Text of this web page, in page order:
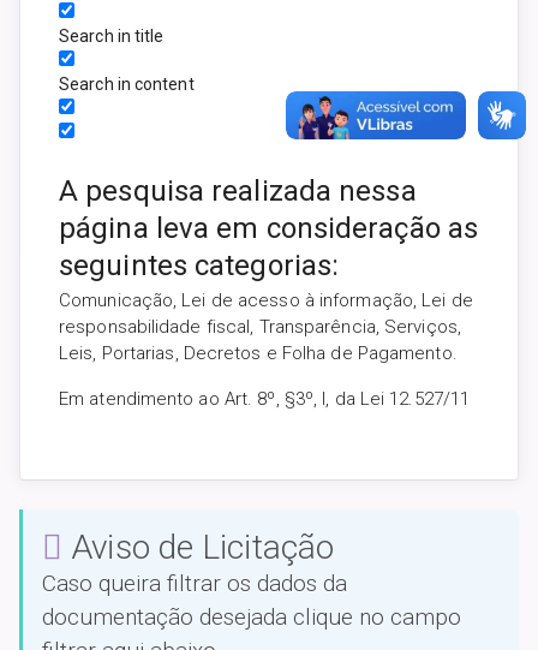
Search in title
Search in content
A pesquisa realizada nessa
página leva em consideração as
seguintes categorias:
Comunicação, Lei de acesso à informação, Lei de
responsabilidade fiscal, Transparência, Serviços,
Leis, Portarias, Decretos e Folha de Pagamento.
Em atendimento ao Art. 8º, §3º, I, da Lei 12.527/11
Aviso de Licitação
Caso queira filtrar os dados da
documentação desejada clique no campo